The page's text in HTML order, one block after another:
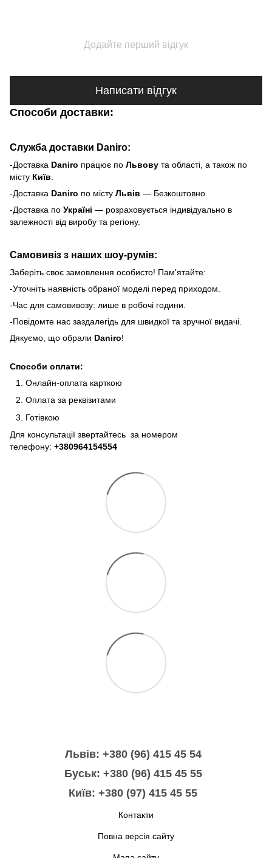
Додайте перший відгук
Написати відгук
Способи доставки:
Служба доставки Daniro:
-Доставка Daniro працює по Львову та області, а також по
місту Київ
-Доставка Daniro по місту Львів — Безкоштовно.
-Доставка по Україні — розраховується індивідуально в
залежності від виробу та регіону.
Самовивіз з наших шоу-румів:
Заберіть своє замовлення особисто! Пам'ятайте:
-Уточніть наявність обраної моделі перед приходом.
-Час для самовивозу: лише в робочі години.
-Повідомте нас заздалегідь для швидкої та зручної видачі.
Дякуємо, що обрали Daniro!
Способи оплати:
Онлайн-оплата карткою
Оплата за реквізитами
Готівкою
Для консультації звертайтесь за номером
телефону: +380964154554
Львів: +380 (96) 415 45 54
Буськ: +380 (96) 415 45 55
Київ: +380 (97) 415 45 55
Контакти
Повна версія сайту